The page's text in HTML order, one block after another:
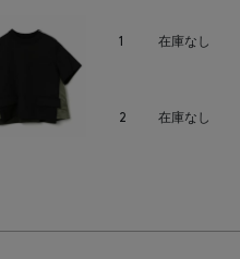
1 在庫なし
2 在庫なし